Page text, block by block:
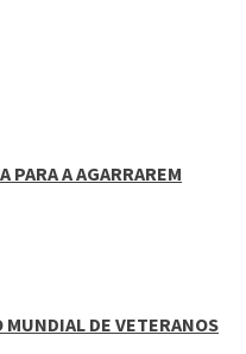
PARA A AGARRAREM
DE VETERANOS